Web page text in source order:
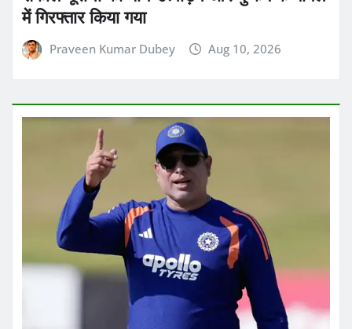
ताजा ख़बरें
पूर्व क्रिकेटर वीवीएस लक्ष्मण ने खिलाड़ियों के धीरे
फिट होने में सेंटर ऑफ एक्सीलेंस (CoE) को दोषी
मानने से इनकार किया
Praveen Kumar Dubey Aug 10, 2026